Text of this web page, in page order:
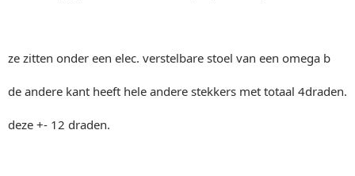
ze zitten onder een elec. verstelbare stoel van een omega b
de andere kant heeft hele andere stekkers met totaal 4draden.
deze +- 12 draden.